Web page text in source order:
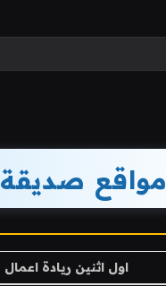
مواقع صديقة
اول اثنين ريادة اعمال